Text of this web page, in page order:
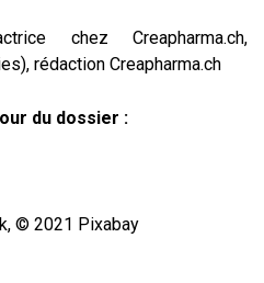
chez Creapharma.ch,
rédaction Creapharma.ch
du dossier :
© 2021 Pixabay